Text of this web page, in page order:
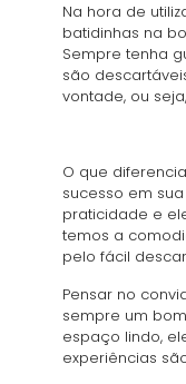
Na hora de
batidinhas na
Sempre tenha
são
vontade, ou
O que
sucesso em
praticidade e
temos a
pelo fácil
Pensar no
sempre um
espaço lindo,
experiências